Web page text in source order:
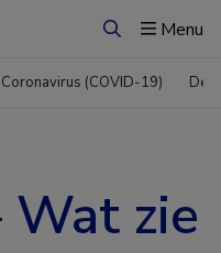
ZoekenMenu
Coronavirus (COVID-19)
Wat zie